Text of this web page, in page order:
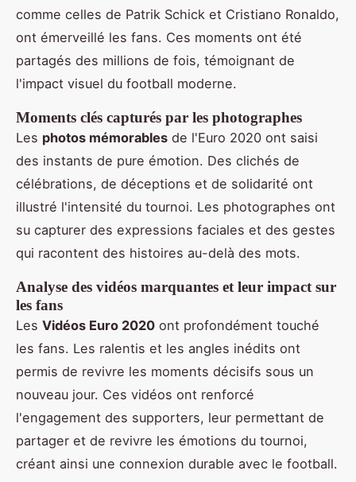
comme celles de Patrik Schick et Cristiano Ronaldo,
ont émerveillé les fans. Ces moments ont été
partagés des millions de fois, témoignant de
l'impact visuel du football moderne.
Moments clés capturés par les photographes
Les photos mémorables de l'Euro 2020 ont saisi
des instants de pure émotion. Des clichés de
célébrations, de déceptions et de solidarité ont
illustré l'intensité du tournoi. Les photographes ont
su capturer des expressions faciales et des gestes
qui racontent des histoires au-delà des mots.
Analyse des vidéos marquantes et leur impact sur
les fans
Les Vidéos Euro 2020 ont profondément touché
les fans. Les ralentis et les angles inédits ont
permis de revivre les moments décisifs sous un
nouveau jour. Ces vidéos ont renforcé
l'engagement des supporters, leur permettant de
partager et de revivre les émotions du tournoi,
créant ainsi une connexion durable avec le football.